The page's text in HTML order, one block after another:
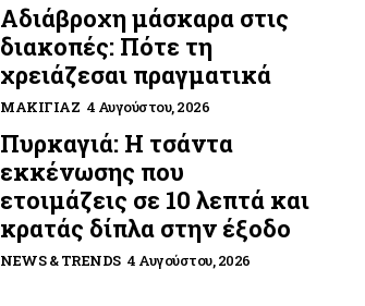
Αδιάβροχη μάσκαρα στις
διακοπές: Πότε τη
χρειάζεσαι πραγματικά
ΜΑΚΙΓΙΆΖ 4 Αυγούστου, 2026
Πυρκαγιά: Η τσάντα
εκκένωσης που
ετοιμάζεις σε 10 λεπτά και
κρατάς δίπλα στην έξοδο
NEWS & TRENDS 4 Αυγούστου, 2026